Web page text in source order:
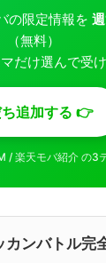
の限定情報を
（無料）
だけ選んで受
追加する 👉
/ 楽天モバ紹介 の3
ンバトル完